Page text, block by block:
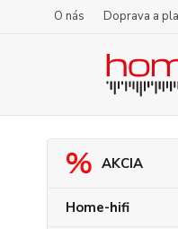
O nás Doprava a
AKCIA
Home-hifi